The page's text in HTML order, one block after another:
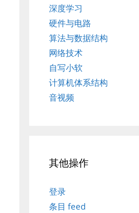
深度学习
硬件与电路
算法与数据结构
网络技术
自写小软
计算机体系结构
音视频
其他操作
登录
条目 feed